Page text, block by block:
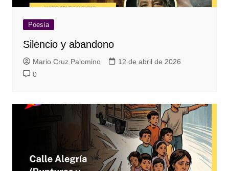
Poesía
Silencio y abandono
Mario Cruz Palomino
12 de abril de 2026
0